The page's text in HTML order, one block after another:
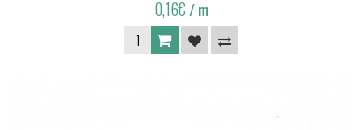
0,16€/ m